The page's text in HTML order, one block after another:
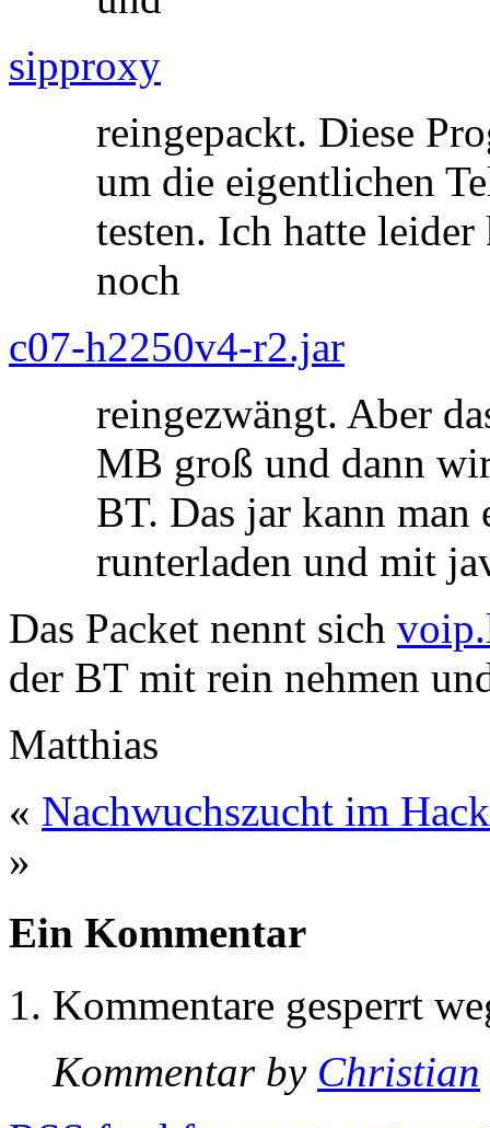
sipproxy
reingepackt. Diese
um die eigentlichen
testen. Ich hatte
noch
c07-h2250v4-r2.jar
reingezwängt. Aber
MB groß und dann
BT. Das jar kann man
runterladen und mit
Das Packet nennt sich
der BT mit rein nehmen
Matthias
« Nachwuchszucht im
»
Ein Kommentar
Kommentare gesperrt
Kommentar by Christian